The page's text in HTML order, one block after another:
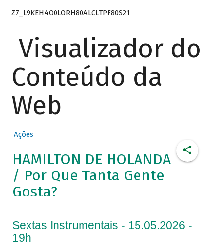
Z7_L9KEH4O0LORH80ALCLTPF80S21
Visualizador do
Conteúdo da
Web
Ações
HAMILTON DE HOLANDA
/ Por Que Tanta Gente
Gosta?
Sextas Instrumentais - 15.05.2026 -
19h